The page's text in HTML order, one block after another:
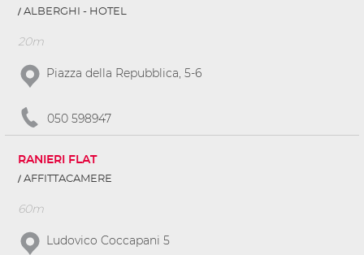
ALBERGHI - HOTEL
20m
Piazza della Repubblica, 5-6
050 598947
RANIERI FLAT
AFFITTACAMERE
60m
Ludovico Coccapani 5